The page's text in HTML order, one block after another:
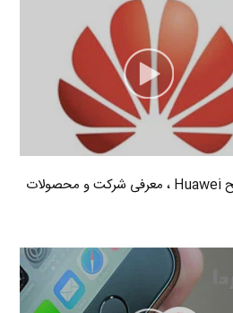
تلفظ صحیح Huawei ، معرفی شرکت و محصولات